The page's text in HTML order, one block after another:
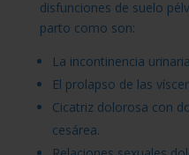
disfunciones de suelo
parto como son:
La incontinencia
El prolapso de las
Cicatriz dolorosa con
cesárea.